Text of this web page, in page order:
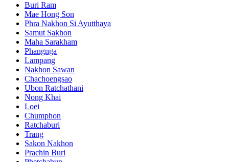
Buri Ram
Mae Hong Son
Phra Nakhon Si Ayutthaya
Samut Sakhon
Maha Sarakham
Phangnga
Lampang
Nakhon Sawan
Chachoengsao
Ubon Ratchathani
Nong Khai
Loei
Chumphon
Ratchaburi
Trang
Sakon Nakhon
Prachin Buri